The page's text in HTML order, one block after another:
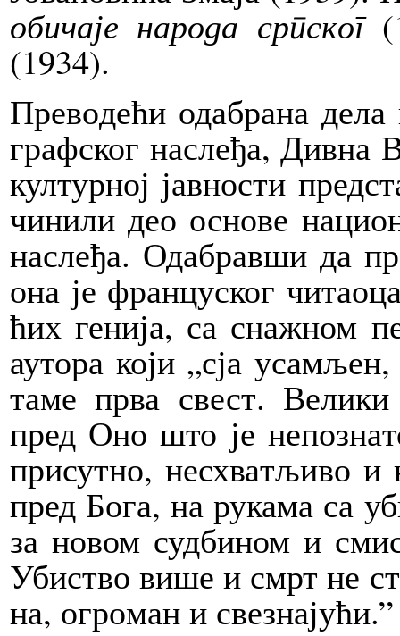
оби­ча­је народа српског
(1934).
Пре­во­де­ћи ода­бра­на
граф­ског на­сле­ђа, Див­на
кул­тур­ној јав­но­сти
чи­ни­ли део осно­ве
на­сле­ђа. Ода­брав­ши да
она је фран­цу­ског
ћих ге­ни­ја, са сна­жном
ауто­ра ко­ји „сја
та­ме пр­ва свест.
пред Оно што је
при­сут­но, не­схва­тљи­во
пред Бо­га, на ру­ка­ма са
за но­вом суд­би­ном и
Уби­ство ви­ше и смрт не
на, огро­ман и све­зна­ју­ћи.”